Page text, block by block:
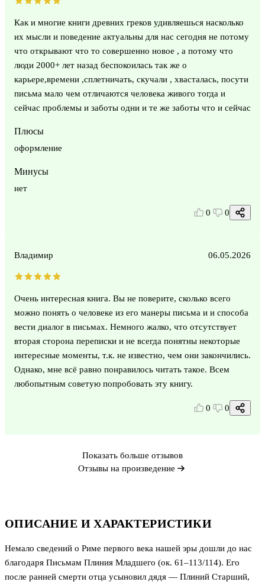
ОПИСАНИЕ И ХАРАКТЕРИСТИКИ
Немало сведений о Риме первого века нашей эры дошли до нас
благодаря Письмам Плиния Младшего (ок. 61–113/114). Его
после ранней смерти отца усыновил дядя — Плиний Старший,
Как и многие книги древних греков удивляешься насколько
их мысли и поведение актуальны для нас сегодня не потому
что открывают что то совершенно новое , а потому что
люди 2000+ лет назад беспокоилась так же о
карьере,времени ,сплетничать, скучали , хвасталась, посути
письма мало чем отличаются человека живого тогда и
сейчас проблемы и заботы одни и те же заботы что и сейчас
Плюсы
оформление
Минусы
нет
0 0
Владимир 06.05.2026
Очень интересная книга. Вы не поверите, сколько всего
можно понять о человеке из его манеры письма и и способа
вести диалог в письмах. Немного жалко, что отсутствует
вторая сторона переписки и не всегда понятны некоторые
интересные моменты, т.к. не известно, чем они закончились.
Однако, мне всё равно понравилось читать такое. Всем
любопытным советую попробовать эту книгу.
0 0
Показать больше отзывов
Отзывы на произведение